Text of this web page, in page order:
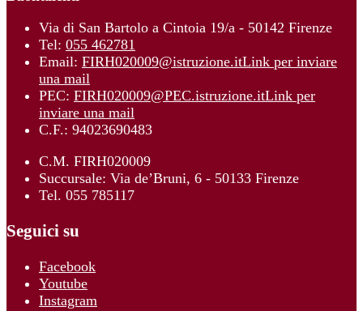
Via di San Bartolo a Cintoia 19/a - 50142 Firenze
Tel: 055 462781
Email: FIRH020009@istruzione.itLink per inviare
una mail
PEC: FIRH020009@PEC.istruzione.itLink per
inviare una mail
C.F.: 94023690483
C.M. FIRH020009
Succursale: Via de’Bruni, 6 - 50133 Firenze
Tel. 055 785117
Seguici su
Facebook
Youtube
Instagram